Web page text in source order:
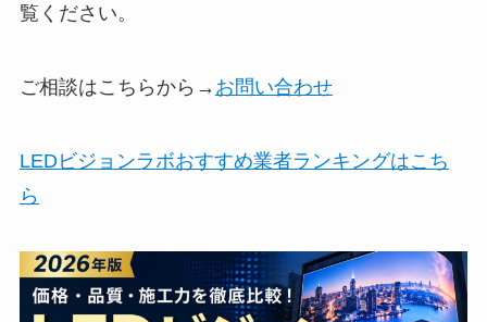
覧ください。
ご相談はこちらから→ お問い合わせ
LEDビジョンラボおすすめ業者ランキングはこち
ら